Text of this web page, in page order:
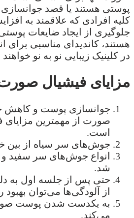
پوستی هستند یا قصد جوانسازی
کلیه افرادی که علاقمند به
جلوگیری از ایجاد ضایعات
هستند، کاندیدای مناسبی برای
در کلینیک زیبایی نو به نو خواهند
مزایای فیشیال
جوانسازی پوست و کاهش
صورت از مهمترین
است.
جوش‌های سر سیاه از بین
انواع جوش‌های سر سفید و
شد.
حتی پس از جلسه اول به
از آلودگی‌ها می‌توان
به یکدست شدن پوست
می‌کند.